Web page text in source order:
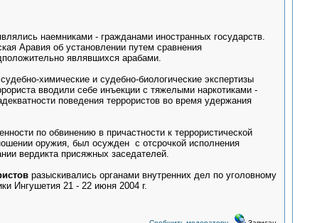
наемниками - гражданами иностранных государств.
Аравия об установлении путем сравнения
являвшихся арабами.
химические и судебно-биологические экспертизы
вводили себе инъекции с тяжелыми наркотиками -
поведения террористов во время удержания
по обвинению в причастности к террористической
оружия, был осужден с отсрочкой исполнения
вердикта присяжных заседателей.
разыскивались органами внутренних дел по уголовному
Ингушетия 21 - 22 июня 2004 г.